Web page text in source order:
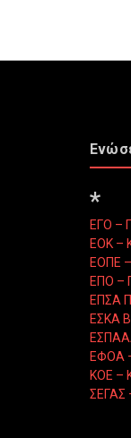
*
ΕΓΟ –
ΕΟΚ –
ΕΟΠΕ
ΕΠΟ –
ΕΠΣΑ
ΕΣΚΑ
ΕΦΟΑ
ΚΟΕ –
ΣΕΓΑΣ